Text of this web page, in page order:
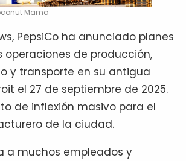
Mama
PepsiCo ha anunciado planes
operaciones de producción,
y transporte en su antigua
el 27 de septiembre de 2025.
de inflexión masivo para el
de la ciudad.
a muchos empleados y